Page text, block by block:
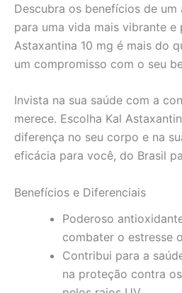
Descubra os benefícios de
para uma vida mais vibrante e
Astaxantina 10 mg é mais do
um compromisso com o seu
Invista na sua saúde com a
merece. Escolha Kal
diferença no seu corpo e na
eficácia para você, do Brasil
Benefícios e Diferenciais
Poderoso
combater o estresse
Contribui para a
na proteção contra